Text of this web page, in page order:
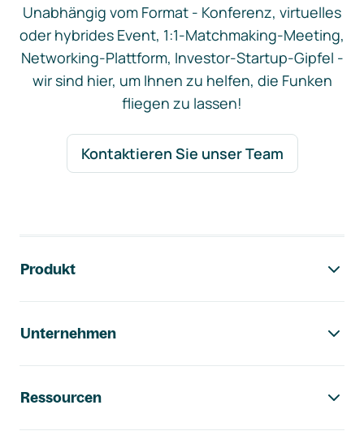
Unabhängig vom Format - Konferenz, virtuelles
oder hybrides Event, 1:1-Matchmaking-Meeting,
Networking-Plattform, Investor-Startup-Gipfel -
wir sind hier, um Ihnen zu helfen, die Funken
fliegen zu lassen!
Kontaktieren Sie unser Team
Produkt
Unternehmen
Ressourcen